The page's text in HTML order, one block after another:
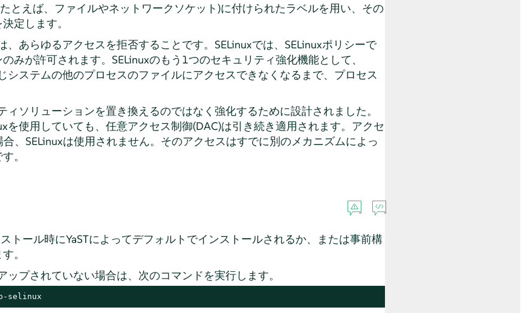
とえば、ファイルやネットワークソケット)に付けられたラベルを用い、その
定します。
、あらゆるアクセスを拒否することです。SELinuxでは、SELinuxポリシーで
みが許可されます。SELinuxのもう1つのセキュリティ強化機能として、
システムの他のプロセスのファイルにアクセスできなくなるまで、プロセス
ィソリューションを置き換えるのではなく強化するために設計されました。
を使用していても、任意アクセス制御(DAC)は引き続き適用されます。アクセ
、SELinuxは使用されません。そのアクセスはすでに別のメカニズムによっ
。
トール時にYaSTによってデフォルトでインストールされるか、または事前構
。
ップされていない場合は、次のコマンドを実行します。
selinux